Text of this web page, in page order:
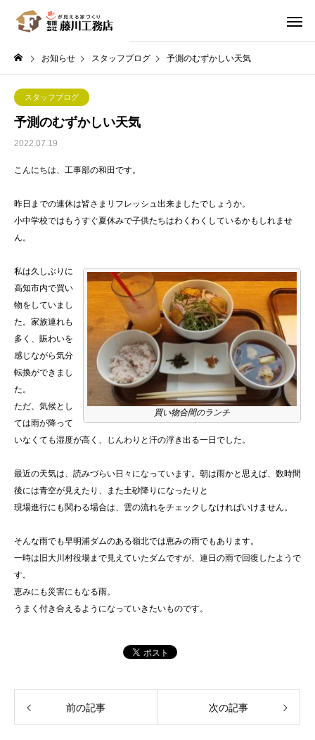
お知らせ スタッフブログ 予測のむずかしい天気
スタッフブログ
予測のむずかしい天気
2022.07.19
こんにちは、工事部の和田です。
昨日までの連休は皆さまリフレッシュ出来ましたでしょうか。
小中学校ではもうすぐ夏休みで子供たちはわくわくしているかもしれませ
ん。
買い物合間のランチ
私は久しぶりに
高知市内で買い
物をしていまし
た。家族連れも
多く、賑わいを
感じながら気分
転換ができまし
た。
ただ、気候とし
ては雨が降って
いなくても湿度が高く、じんわりと汗の浮き出る一日でした。
最近の天気は、読みづらい日々になっています。朝は雨かと思えば、数時間
後には青空が見えたり、また土砂降りになったりと
現場進行にも関わる場合は、雲の流れをチェックしなければいけません。
そんな雨でも早明浦ダムのある嶺北では恵みの雨でもあります。
一時は旧大川村役場まで見えていたダムですが、連日の雨で回復したようで
す。
恵みにも災害にもなる雨。
うまく付き合えるようになっていきたいものです。
前の記事 次の記事